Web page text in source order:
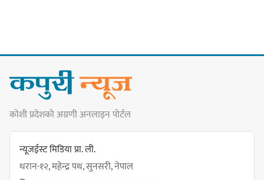
कार्यसम्पादनमा पहिलो
धरान उपमहानगरपालिकाको नगरसभा
कोशी प्रदेशको अग्रणी अनलाइन पोर्टल
न्यूजईस्ट मिडिया प्रा. ली.
धरान-१२, महेन्द्र पथ, सुनसरी, नेपाल